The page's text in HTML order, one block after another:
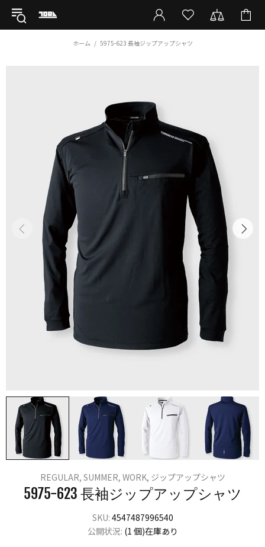
ホーム 5975-623 長袖ジップアップシャツ
REGULAR, SUMMER, WORK, ジップアップシャツ
5975-623 長袖ジップアップシャツ
SKU: 4547487996540
公開状況: (1 個)在庫あり